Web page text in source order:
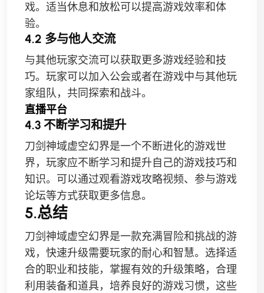
戏。适当休息和放松可以提高游戏效率和体
验。
4.2 多与他人交流
与其他玩家交流可以获取更多游戏经验和技
巧。玩家可以加入公会或者在游戏中与其他玩
家组队，共同探索和战斗。
直播平台
4.3 不断学习和提升
刀剑神域虚空幻界是一个不断进化的游戏世
界，玩家应不断学习和提升自己的游戏技巧和
知识。可以通过观看游戏攻略视频、参与游戏
论坛等方式获取更多信息。
5.总结
刀剑神域虚空幻界是一款充满冒险和挑战的游
戏，快速升级需要玩家的耐心和智慧。选择适
合的职业和技能，掌握有效的升级策略，合理
利用装备和道具，培养良好的游戏习惯，这些